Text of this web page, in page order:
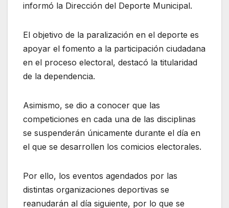
informó la Dirección del Deporte Municipal.
El objetivo de la paralización en el deporte es
apoyar el fomento a la participación ciudadana
en el proceso electoral, destacó la titularidad
de la dependencia.
Asimismo, se dio a conocer que las
competiciones en cada una de las disciplinas
se suspenderán únicamente durante el día en
el que se desarrollen los comicios electorales.
Por ello, los eventos agendados por las
distintas organizaciones deportivas se
reanudarán al día siguiente, por lo que se